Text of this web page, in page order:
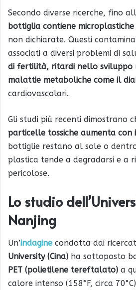
Secondo diverse ricerche, fino
bottiglia contiene microplastiche
non dichiarate. Questi
associati a diversi problemi di
di fertilità, ritardi nello sviluppo
malattie metaboliche come il
cardiovascolari.
Gli studi più recenti dimostrano
particelle tossiche aumenta con
bottiglie restano al sole o
plastica tende a degradarsi e a
pericolose.
Lo studio
Nanjing
Un’indagine condotta dai
University (Cina) ha sottoposto
PET (polietilene tereftalato) a
calore intenso (158°F, circa